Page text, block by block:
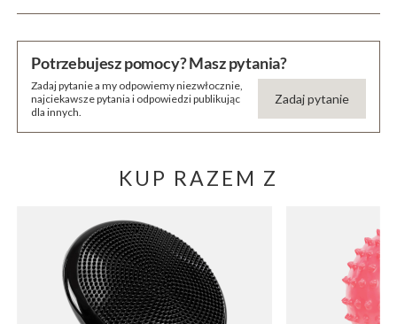
Potrzebujesz pomocy? Masz pytania?
Zadaj pytanie a my odpowiemy niezwłocznie,
najciekawsze pytania i odpowiedzi publikując
dla innych.
Zadaj pytanie
KUP RAZEM Z